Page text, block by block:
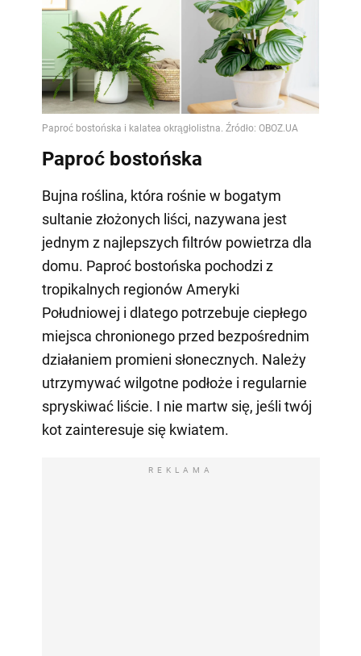
Paproć bostońska
Bujna roślina, która rośnie w bogatym
sultanie złożonych liści, nazywana jest
jednym z najlepszych filtrów powietrza dla
domu. Paproć bostońska pochodzi z
tropikalnych regionów Ameryki
Południowej i dlatego potrzebuje ciepłego
miejsca chronionego przed bezpośrednim
działaniem promieni słonecznych. Należy
utrzymywać wilgotne podłoże i regularnie
spryskiwać liście. I nie martw się, jeśli twój
kot zainteresuje się kwiatem.
REKLAMA